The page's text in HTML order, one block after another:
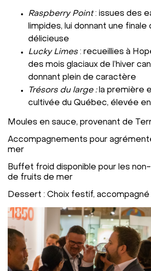
Raspberry Point: issues des
limpides, lui donnant une
délicieuse
Lucky Limes: recueillies à
des mois glaciaux de l’hiver
donnant plein de caractère
Trésors du large :la première
cultivée du Québec, élevée
Moules en sauce, provenant de
Accompagnements pour
mer
Buffet froid disponible pour les
de fruits de mer
Dessert : Choix festif,